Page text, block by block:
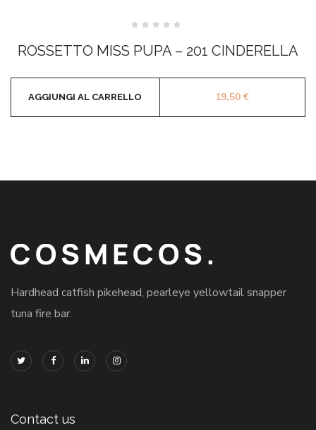
su
5
ROSSETTO MISS PUPA – 201 CINDERELLA
19,50€
AGGIUNGI AL CARRELLO
Hardhead catfish pikehead, pearleye yellowtail snapper
tuna fire bar.
Contact us